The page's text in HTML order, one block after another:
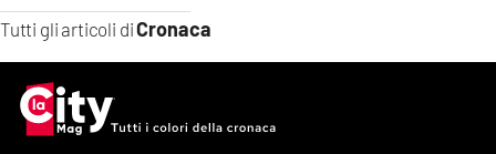
Tutti gli articoli diCronaca